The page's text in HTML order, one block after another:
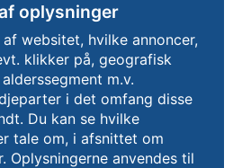
oplysninger
websitet, hvilke annoncer,
klikker på, geografisk
m.v.
i det omfang disse
Du kan se hvilke
tale om, i afsnittet om
Oplysningerne anvendes til